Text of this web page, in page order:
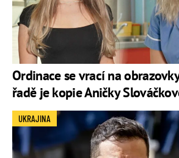
Ordinace se vrací na
řadě je kopie Aničky
UKRAJINA